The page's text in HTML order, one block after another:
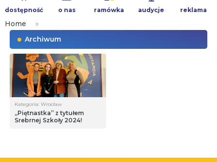
treści
dostępność o nas ramówka audycje reklama
Home
»
Archiwum
Kategoria: Wrocław
„Piętnastka” z tytułem
Srebrnej Szkoły 2024!